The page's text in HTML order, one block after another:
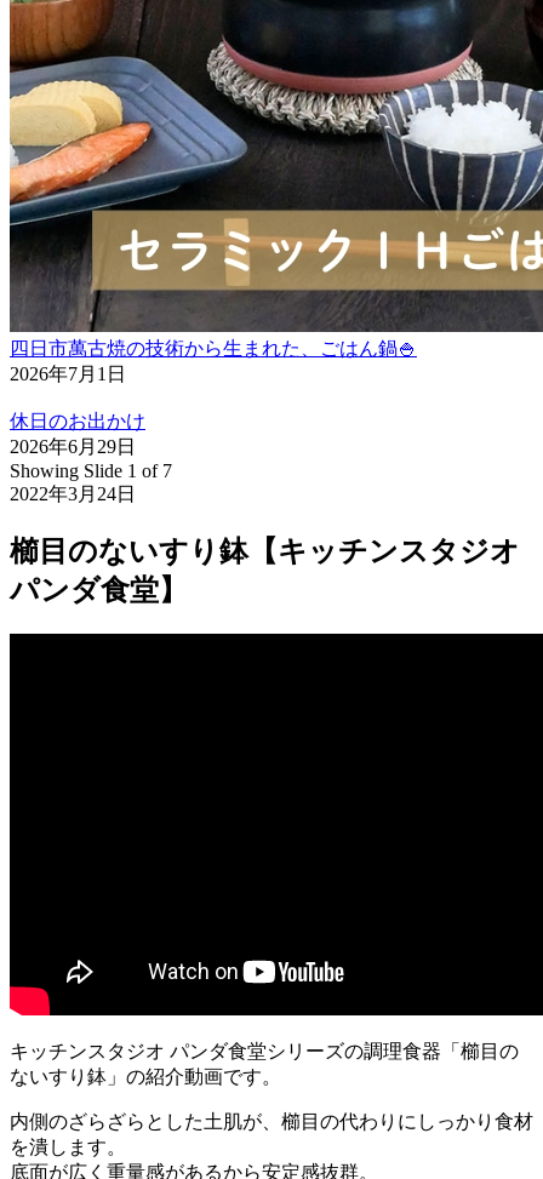
四日市萬古焼の技術から生まれた、ごはん鍋🍚
2026年7月1日
休日のお出かけ
2026年6月29日
Showing Slide 1 of 7
2022年3月24日
櫛目のないすり鉢【キッチンスタジオ
パンダ食堂】
キッチンスタジオ パンダ食堂シリーズの調理食器「櫛目の
ないすり鉢」の紹介動画です。
内側のざらざらとした土肌が、櫛目の代わりにしっかり食材
を潰します。
底面が広く重量感があるから安定感抜群。